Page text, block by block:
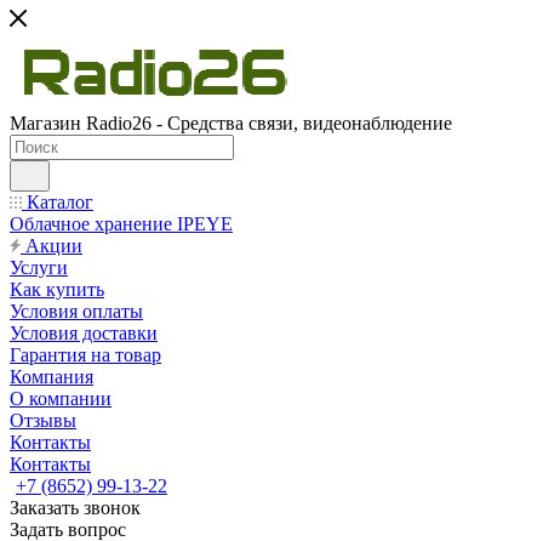
Магазин Radio26 - Средства связи, видеонаблюдение
Каталог
Облачное хранение IPEYE
Акции
Услуги
Как купить
Условия оплаты
Условия доставки
Гарантия на товар
Компания
О компании
Отзывы
Контакты
Контакты
+7 (8652) 99-13-22
Заказать звонок
Задать вопрос